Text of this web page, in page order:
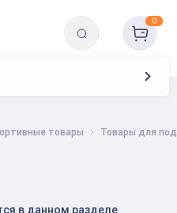
0
товары Товары для
в данном разделе